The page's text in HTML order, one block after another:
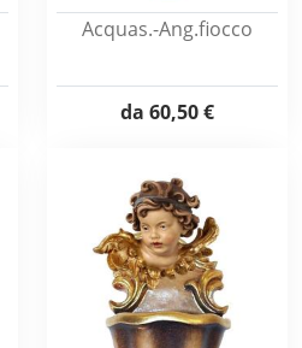
Acquas.-Ang.fiocco
da 60,50 €